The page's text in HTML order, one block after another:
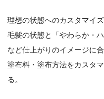
理想の状態へのカスタマイ
毛髪の状態と「やわらか・
など仕上がりのイメージに
塗布料・塗布方法をカスタ
る。